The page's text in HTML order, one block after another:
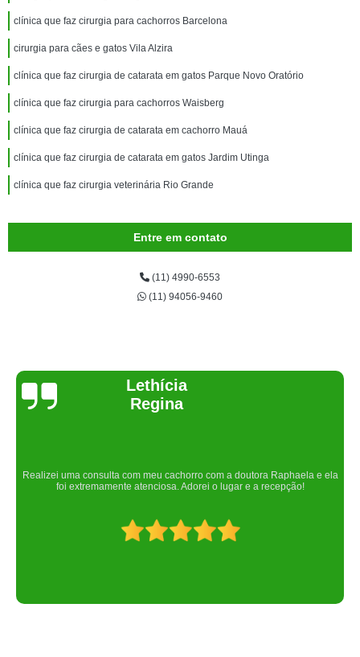
clínica que faz cirurgia para cachorros Barcelona
cirurgia para cães e gatos Vila Alzira
clínica que faz cirurgia de catarata em gatos Parque Novo Oratório
clínica que faz cirurgia para cachorros Waisberg
clínica que faz cirurgia de catarata em cachorro Mauá
clínica que faz cirurgia de catarata em gatos Jardim Utinga
clínica que faz cirurgia veterinária Rio Grande
Entre em contato
(11) 4990-6553
(11) 94056-9460
Joelma Lilian
Um lugar maravilhoso. Sempre serei grata pelo que fizeram por nós!